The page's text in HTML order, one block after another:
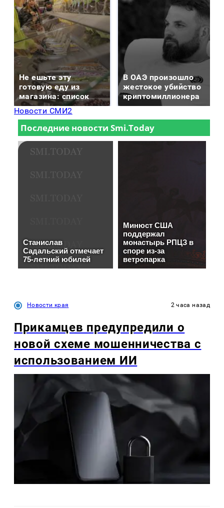
Не ешьте эту
готовую еду из
магазина: список
В ОАЭ произошло
жестокое убийство
криптомиллионера
Новости СМИ2
Новости края 2 часа назад
Прикамцев предупредили о
новой схеме мошенничества с
использованием ИИ